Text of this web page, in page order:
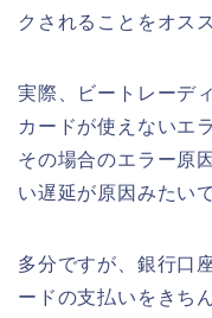
クされることをオス
実際、ビートレーデ
カードが使えないエ
その場合のエラー原
い遅延が原因みたい
多分ですが、銀行口
ードの支払いをきち